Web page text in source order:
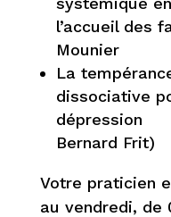
l’accueil des
Mounier
La
dissociative
Bernard Frit)
Votre praticien
au vendredi, de